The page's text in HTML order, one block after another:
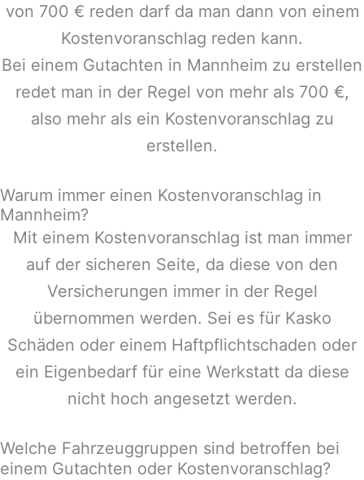
von 700 € reden darf da man dann von einem
Kostenvoranschlag reden kann.
Bei einem Gutachten in Mannheim zu erstellen
redet man in der Regel von mehr als 700 €,
also mehr als ein Kostenvoranschlag zu
erstellen.
Warum immer einen Kostenvoranschlag in
Mannheim?
Mit einem Kostenvoranschlag ist man immer
auf der sicheren Seite, da diese von den
Versicherungen immer in der Regel
übernommen werden. Sei es für Kasko
Schäden oder einem Haftpflichtschaden oder
ein Eigenbedarf für eine Werkstatt da diese
nicht hoch angesetzt werden.
Welche Fahrzeuggruppen sind betroffen bei
einem Gutachten oder Kostenvoranschlag?